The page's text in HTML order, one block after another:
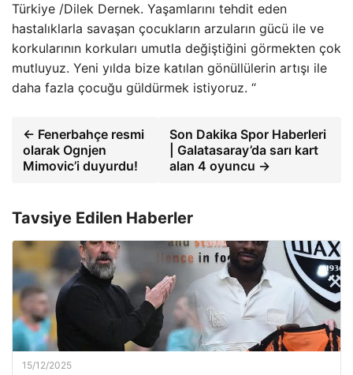
Türkiye /Dilek Dernek. Yaşamlarını tehdit eden
hastalıklarla savaşan çocukların arzuların gücü ile ve
korkularının korkuları umutla değiştiğini görmekten çok
mutluyuz. Yeni yılda bize katılan gönüllülerin artışı ile
daha fazla çocuğu güldürmek istiyoruz. “
← Fenerbahçe resmi
olarak Ognjen
Mimovic’i duyurdu!
Son Dakika Spor Haberleri
| Galatasaray’da sarı kart
alan 4 oyuncu →
Tavsiye Edilen Haberler
15/12/2025